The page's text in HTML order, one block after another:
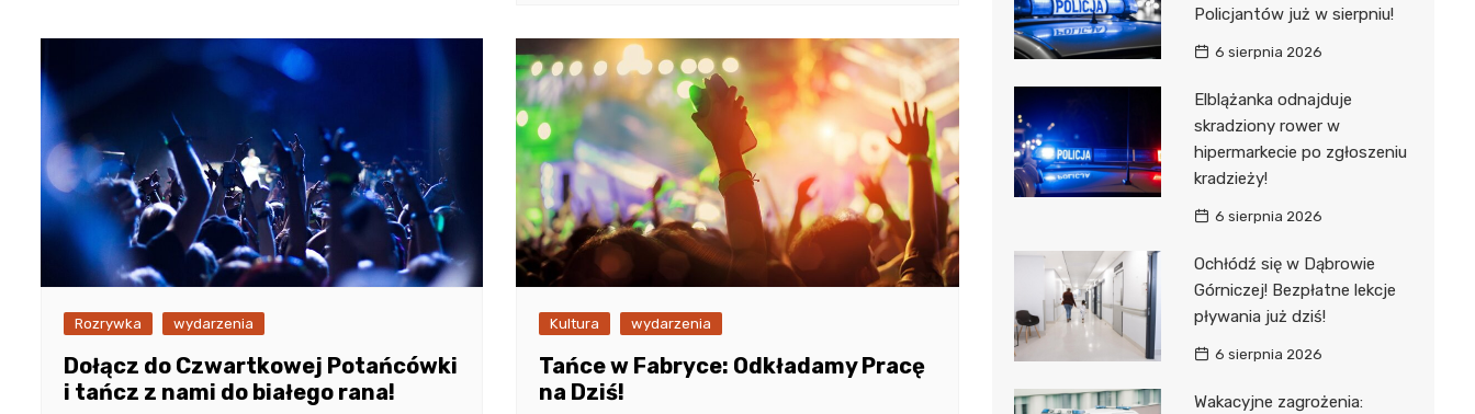
Rozrywka wydarzenia
Dołącz do Czwartkowej Potańcówki
i tańcz z nami do białego rana!
Kultura wydarzenia
Tańce w Fabryce: Odkładamy Pracę
na Dziś!
Policjantów już w sierpniu!
6 sierpnia 2026
Elblążanka odnajduje
skradziony rower w
hipermarkecie po zgłoszeniu
kradzieży!
6 sierpnia 2026
Ochłódź się w Dąbrowie
Górniczej! Bezpłatne lekcje
pływania już dziś!
6 sierpnia 2026
Wakacyjne zagrożenia: